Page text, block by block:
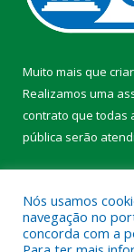
Muito mais que
Realizamos uma
contrato que todas
pública serão
Nós usamos
navegação no
concorda com a